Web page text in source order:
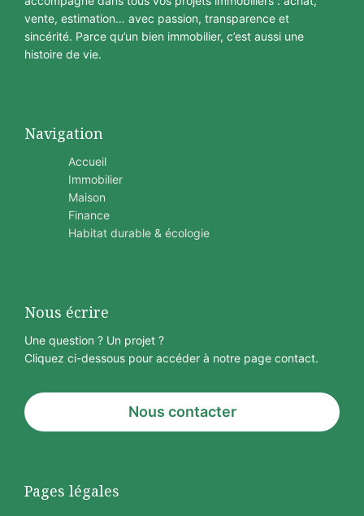
vente, estimation… avec passion, transparence et
sincérité. Parce qu’un bien immobilier, c’est aussi une
histoire de vie.
Navigation
Accueil
Immobilier
Maison
Finance
Habitat durable & écologie
Nous écrire
Une question ? Un projet ?
Cliquez ci-dessous pour accéder à notre page contact.
Nous contacter
Pages légales